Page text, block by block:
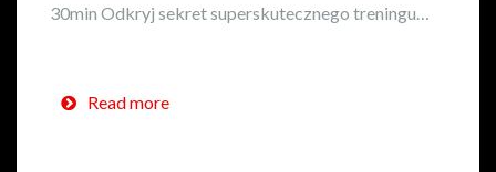
30min Odkryj sekret superskutecznego treningu…
Read more